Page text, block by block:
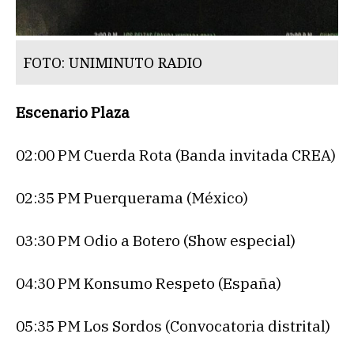
FOTO: UNIMINUTO RADIO
Escenario Plaza
02:00 PM Cuerda Rota (Banda invitada CREA)
02:35 PM Puerquerama (México)
03:30 PM Odio a Botero (Show especial)
04:30 PM Konsumo Respeto (España)
05:35 PM Los Sordos (Convocatoria distrital)